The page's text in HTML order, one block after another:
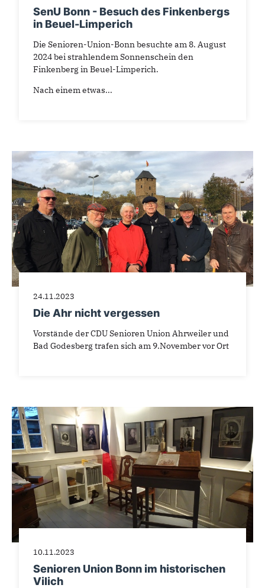
SenU Bonn - Besuch des Finkenbergs
in Beuel-Limperich
Die Senioren-Union-Bonn besuchte am 8. August
2024 bei strahlendem Sonnenschein den
Finkenberg in Beuel-Limperich.
Nach einem etwas...
24.11.2023
Die Ahr nicht vergessen
Vorstände der CDU Senioren Union Ahrweiler und
Bad Godesberg trafen sich am 9.November vor Ort
10.11.2023
Senioren Union Bonn im historischen
Vilich